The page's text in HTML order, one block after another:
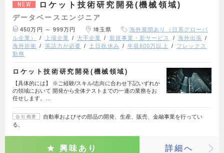
NEW ロケット技術研究開発(機械領域)
データベースエンジニア
450万円 ～ 999万円 埼玉県
海外展開あり（日系グローバ
ル企業）
上場企業 大手企業 新規事業・新サービス
海外出張
海外折衝
英語力が必要 土日祝休み 年収600万以上
フレックス
勤務
ロケット技術研究開発(機械領域)
【具体的には】 ※ご経験/スキル/志向に合わせ下記いずれか
の領域において 開発から全体テストまでの一連の業務をお
任せします。…
会社概要
自動車およびその部品の開発、生産、販売、金融事業を行ってい
る。
興味あり 詳細へ